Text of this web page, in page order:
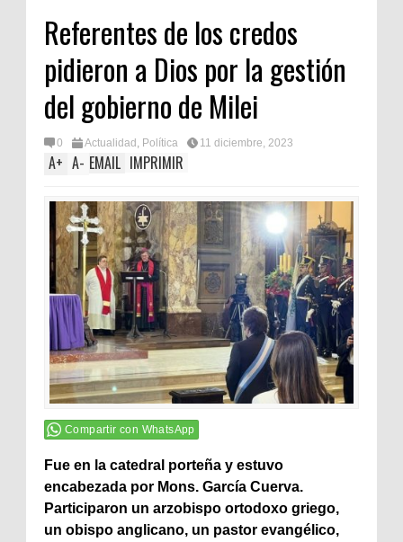
Referentes de los credos
pidieron a Dios por la gestión
del gobierno de Milei
0 Actualidad , Política 11 diciembre, 2023
A+ A- EMAIL IMPRIMIR
Compartir con WhatsApp
Fue en la catedral porteña y estuvo
encabezada por Mons. García Cuerva.
Participaron un arzobispo ortodoxo griego,
un obispo anglicano, un pastor evangélico,